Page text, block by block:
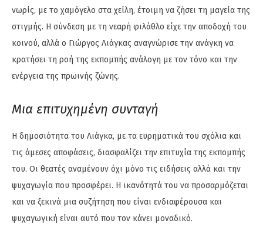
νωρίς, με το χαμόγελο στα χείλη, έτοιμη να ζήσει τη μαγεία της
στιγμής. Η σύνδεση με τη νεαρή φιλάθλο είχε την αποδοχή του
κοινού, αλλά ο Γιώργος Λιάγκας αναγνώρισε την ανάγκη να
κρατήσει τη ροή της εκπομπής ανάλογη με τον τόνο και την
ενέργεια της πρωινής ζώνης.
Μια επιτυχημένη συνταγή
Η δημοσιότητα του Λιάγκα, με τα ευρηματικά του σχόλια και
τις άμεσες αποφάσεις, διασφαλίζει την επιτυχία της εκπομπής
του. Οι θεατές αναμένουν όχι μόνο τις ειδήσεις αλλά και την
ψυχαγωγία που προσφέρει. Η ικανότητά του να προσαρμόζεται
και να ξεκινά μια συζήτηση που είναι ενδιαφέρουσα και
ψυχαγωγική είναι αυτό που τον κάνει μοναδικό.